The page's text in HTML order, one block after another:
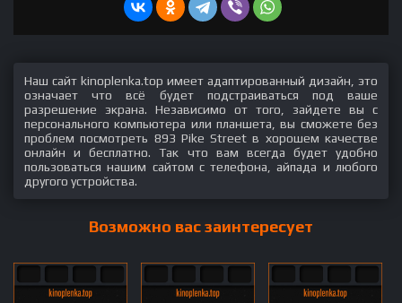
Наш сайт kinoplenka.top имеет адаптированный дизайн, это
означает что всё будет подстраиваться под ваше
разрешение экрана. Независимо от того, зайдете вы с
персонального компьютера или планшета, вы сможете без
проблем посмотреть 893 Pike Street в хорошем качестве
онлайн и бесплатно. Так что вам всегда будет удобно
пользоваться нашим сайтом с телефона, айпада и любого
другого устройства.
Возможно вас заинтересует